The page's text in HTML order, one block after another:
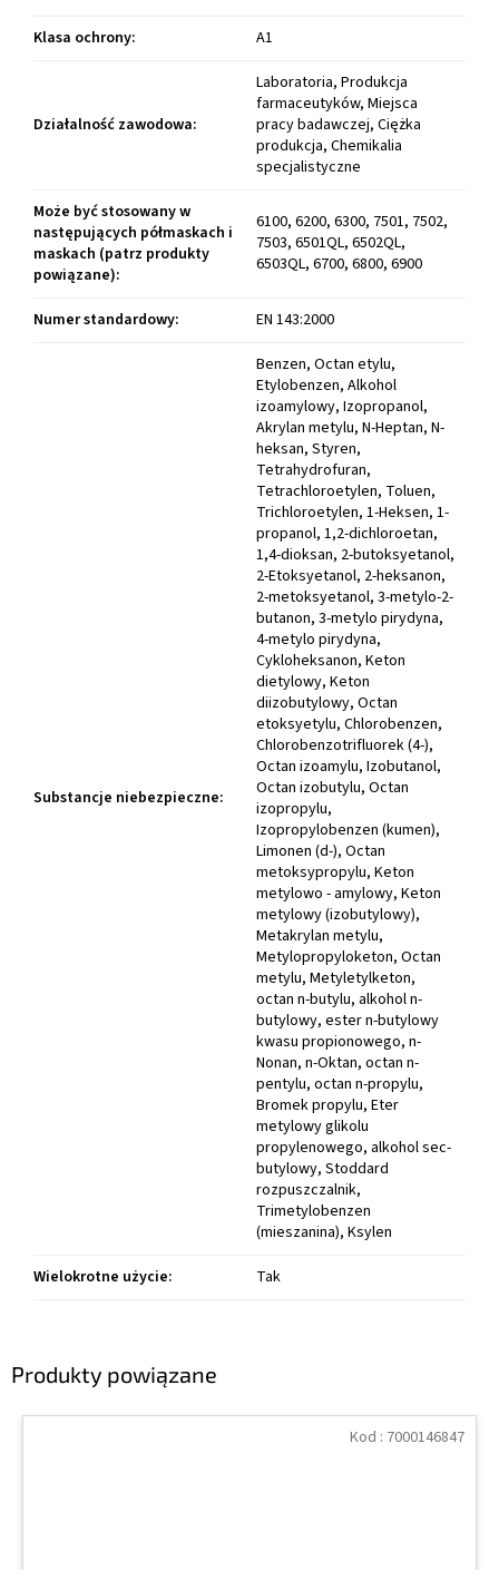
Produkty powiązane
Kod : 7000146847
Klasa ochrony: A1
Działalność zawodowa:
Laboratoria, Produkcja
farmaceutyków, Miejsca
pracy badawczej, Ciężka
produkcja, Chemikalia
specjalistyczne
Może być stosowany w
następujących półmaskach i
maskach (patrz produkty
powiązane):
6100, 6200, 6300, 7501, 7502,
7503, 6501QL, 6502QL,
6503QL, 6700, 6800, 6900
Numer standardowy: EN 143:2000
Substancje niebezpieczne:
Benzen, Octan etylu,
Etylobenzen, Alkohol
izoamylowy, Izopropanol,
Akrylan metylu, N-Heptan, N-
heksan, Styren,
Tetrahydrofuran,
Tetrachloroetylen, Toluen,
Trichloroetylen, 1-Heksen, 1-
propanol, 1,2-dichloroetan,
1,4-dioksan, 2-butoksyetanol,
2-Etoksyetanol, 2-heksanon,
2-metoksyetanol, 3-metylo-2-
butanon, 3-metylo pirydyna,
4-metylo pirydyna,
Cykloheksanon, Keton
dietylowy, Keton
diizobutylowy, Octan
etoksyetylu, Chlorobenzen,
Chlorobenzotrifluorek (4-),
Octan izoamylu, Izobutanol,
Octan izobutylu, Octan
izopropylu,
Izopropylobenzen (kumen),
Limonen (d-), Octan
metoksypropylu, Keton
metylowo - amylowy, Keton
metylowy (izobutylowy),
Metakrylan metylu,
Metylopropyloketon, Octan
metylu, Metyletylketon,
octan n-butylu, alkohol n-
butylowy, ester n-butylowy
kwasu propionowego, n-
Nonan, n-Oktan, octan n-
pentylu, octan n-propylu,
Bromek propylu, Eter
metylowy glikolu
propylenowego, alkohol sec-
butylowy, Stoddard
rozpuszczalnik,
Trimetylobenzen
(mieszanina), Ksylen
Wielokrotne użycie: Tak